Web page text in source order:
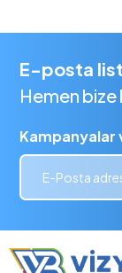
E-posta
Hemen bize
Kampanyalar